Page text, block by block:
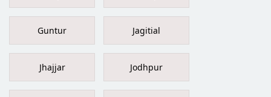
Guntur Jagitial
Jhajjar Jodhpur